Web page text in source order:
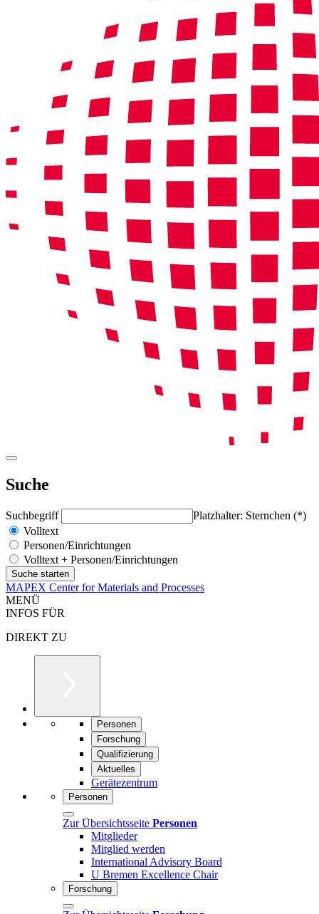
Suche
Suchbegriff
Platzhalter: Sternchen (*)
Volltext
Personen/Einrichtungen
Volltext + Personen/Einrichtungen
MAPEX Center for Materials and Processes
MENÜ
INFOS FÜR
DIREKT ZU
Personen
Forschung
Qualifizierung
Aktuelles
Gerätezentrum
Personen
Zur Übersichtsseite Personen
Mitglieder
Mitglied werden
International Advisory Board
U Bremen Excellence Chair
Forschung